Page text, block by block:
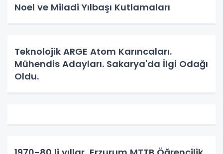
Noel ve Miladi Yılbaşı Kutlamaları
Teknolojik ARGE Atom Karıncaları.
Mühendis Adayları. Sakarya'da İlgi Odağı
Oldu.